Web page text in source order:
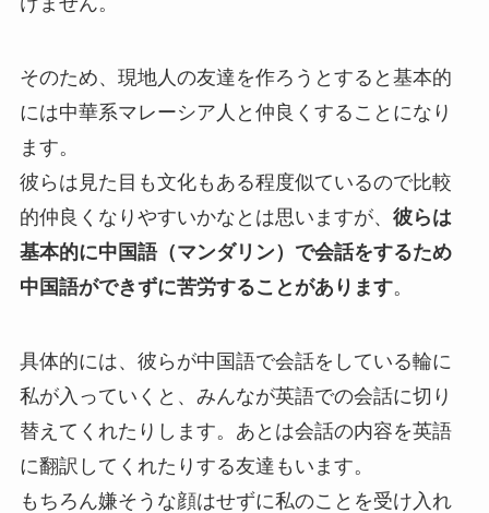
そのため、現地人の友達を作ろうとすると基本的
には中華系マレーシア人と仲良くすることになり
ます。
彼らは見た目も文化もある程度似ているので比較
的仲良くなりやすいかなとは思いますが、 彼らは
基本的に中国語（マンダリン）で会話をするため
中国語ができずに苦労することがあります。
具体的には、彼らが中国語で会話をしている輪に
私が入っていくと、みんなが英語での会話に切り
替えてくれたりします。あとは会話の内容を英語
に翻訳してくれたりする友達もいます。
もちろん嫌そうな顔はせずに私のことを受け入れ